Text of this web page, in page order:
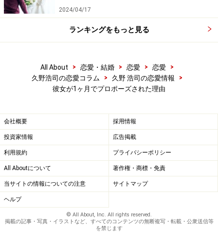
2024/04/17
ランキングをもっと見る
All About > 恋愛・結婚 > 恋愛 > 恋愛
>
久野浩司の恋愛コラム
> 久野 浩司の恋愛情報
>
彼女が1ヶ月でプロポーズされた理由
会社概要 採用情報
投資家情報 広告掲載
利用規約 プライバシーポリシー
All Aboutについて 著作権・商標・免責
当サイトの情報についての注意 サイトマップ
ヘルプ
© All About, Inc. All rights reserved.
掲載の記事・写真・イラストなど、すべてのコンテンツの無断複写・転載・公衆送信等
を禁じます